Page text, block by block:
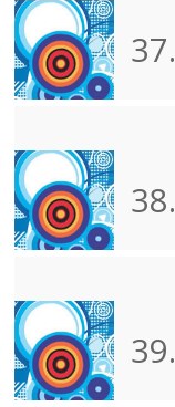
37.
38.
39.